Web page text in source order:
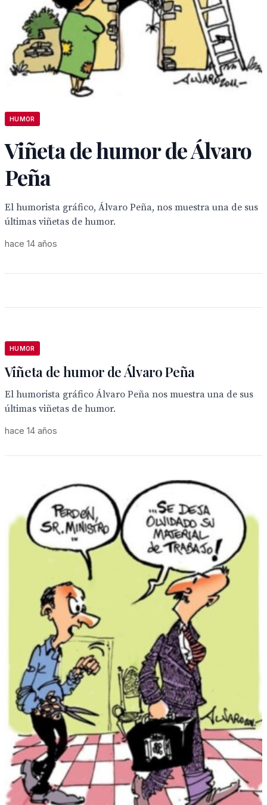
HUMOR
Viñeta de humor de Álvaro
Peña
El humorista gráfico, Álvaro Peña, nos muestra una de sus
últimas viñetas de humor.
hace 14 años
HUMOR
Viñeta de humor de Álvaro Peña
El humorista gráfico Álvaro Peña nos muestra una de sus
últimas viñetas de humor.
hace 14 años